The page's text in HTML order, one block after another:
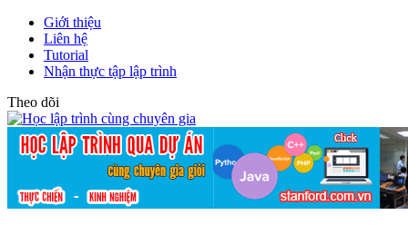
Giới thiệu
Liên hệ
Tutorial
Nhận thực tập lập trình
Theo dõi